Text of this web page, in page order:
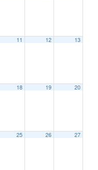
11 12 13
18 19 20
25 26 27